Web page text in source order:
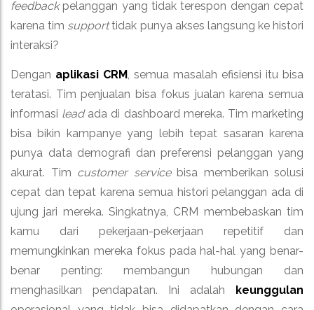
feedbackpelanggan yang tidak terespon dengan cepat
karena tim supporttidak punya akses langsung ke histori
interaksi?
Dengan aplikasi CRM, semua masalah efisiensi itu bisa
teratasi. Tim penjualan bisa fokus jualan karena semua
informasi leadada di dashboard mereka. Tim marketing
bisa bikin kampanye yang lebih tepat sasaran karena
punya data demografi dan preferensi pelanggan yang
akurat. Tim customer servicebisa memberikan solusi
cepat dan tepat karena semua histori pelanggan ada di
ujung jari mereka. Singkatnya, CRM membebaskan tim
kamu dari pekerjaan-pekerjaan repetitif dan
memungkinkan mereka fokus pada hal-hal yang benar-
benar penting: membangun hubungan dan
menghasilkan pendapatan. Ini adalah keunggulan